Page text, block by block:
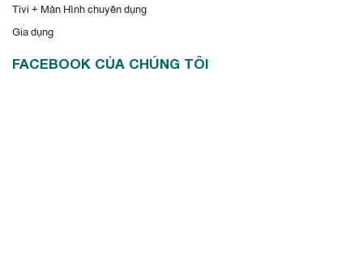
Tivi + Màn Hình chuyên dụng
Gia dụng
FACEBOOK CỦA CHÚNG TÔI